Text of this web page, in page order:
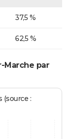
37,5 %
62,5 %
Marche par
: